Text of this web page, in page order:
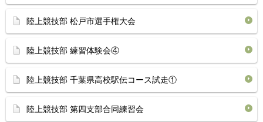
陸上競技部 松戸市選手権大会
陸上競技部 練習体験会④
陸上競技部 千葉県高校駅伝コース試走①
陸上競技部 第四支部合同練習会